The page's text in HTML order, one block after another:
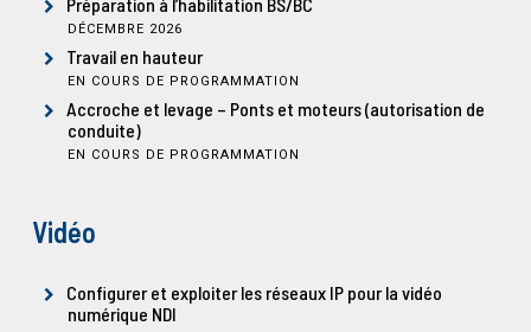
DÉCEMBRE 2026
Travail en hauteur
EN COURS DE PROGRAMMATION
Accroche et levage – Ponts et moteurs (autorisation de
conduite)
EN COURS DE PROGRAMMATION
Vidéo
Configurer et exploiter les réseaux IP pour la vidéo
numérique NDI